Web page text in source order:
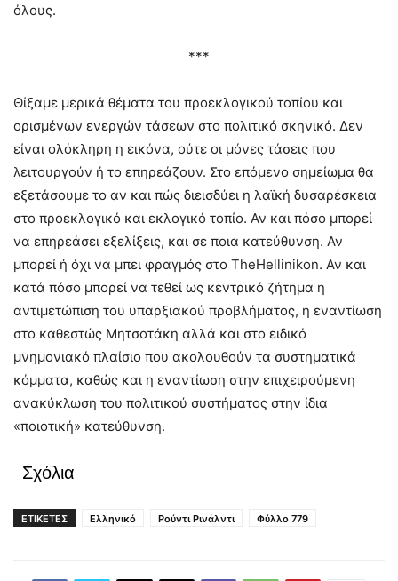
όλους.
***
Θίξαμε μερικά θέματα του προεκλογικού τοπίου και
ορισμένων ενεργών τάσεων στο πολιτικό σκηνικό. Δεν
είναι ολόκληρη η εικόνα, ούτε οι μόνες τάσεις που
λειτουργούν ή το επηρεάζουν. Στο επόμενο σημείωμα θα
εξετάσουμε το αν και πώς διεισδύει η λαϊκή δυσαρέσκεια
στο προεκλογικό και εκλογικό τοπίο. Αν και πόσο μπορεί
να επηρεάσει εξελίξεις, και σε ποια κατεύθυνση. Αν
μπορεί ή όχι να μπει φραγμός στο TheHellinikon. Αν και
κατά πόσο μπορεί να τεθεί ως κεντρικό ζήτημα η
αντιμετώπιση του υπαρξιακού προβλήματος, η εναντίωση
στο καθεστώς Μητσοτάκη αλλά και στο ειδικό
μνημονιακό πλαίσιο που ακολουθούν τα συστηματικά
κόμματα, καθώς και η εναντίωση στην επιχειρούμενη
ανακύκλωση του πολιτικού συστήματος στην ίδια
«ποιοτική» κατεύθυνση.
Σχόλια
ΕΤΙΚΕΤΕΣ Ελληνικό Ρούντι Ρινάλντι Φύλλο 779